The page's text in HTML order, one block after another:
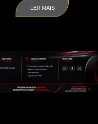
LER MAIS